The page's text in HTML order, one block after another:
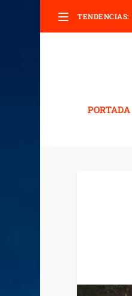
TENDENCIAS:
PORTADA